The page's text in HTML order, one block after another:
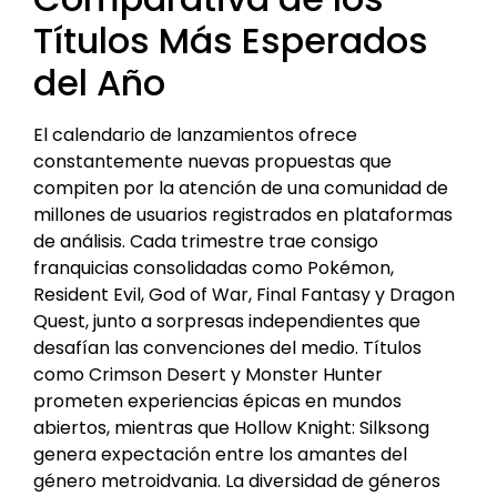
Títulos Más Esperados
del Año
El calendario de lanzamientos ofrece
constantemente nuevas propuestas que
compiten por la atención de una comunidad de
millones de usuarios registrados en plataformas
de análisis. Cada trimestre trae consigo
franquicias consolidadas como Pokémon,
Resident Evil, God of War, Final Fantasy y Dragon
Quest, junto a sorpresas independientes que
desafían las convenciones del medio. Títulos
como Crimson Desert y Monster Hunter
prometen experiencias épicas en mundos
abiertos, mientras que Hollow Knight: Silksong
genera expectación entre los amantes del
género metroidvania. La diversidad de géneros